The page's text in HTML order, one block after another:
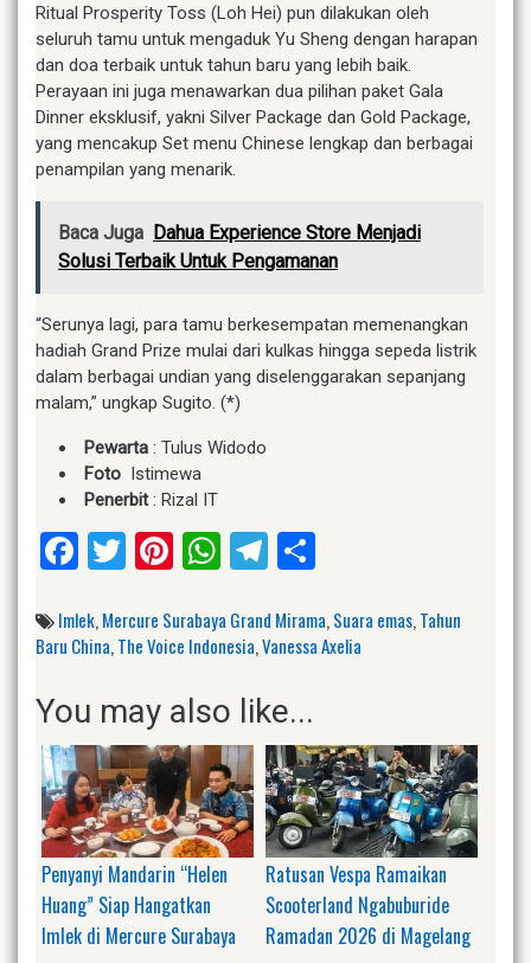
Ritual Prosperity Toss (Loh Hei) pun dilakukan oleh
seluruh tamu untuk mengaduk Yu Sheng dengan harapan
dan doa terbaik untuk tahun baru yang lebih baik.
Perayaan ini juga menawarkan dua pilihan paket Gala
Dinner eksklusif, yakni Silver Package dan Gold Package,
yang mencakup Set menu Chinese lengkap dan berbagai
penampilan yang menarik.
Baca Juga Dahua Experience Store Menjadi
Solusi Terbaik Untuk Pengamanan
“Serunya lagi, para tamu berkesempatan memenangkan
hadiah Grand Prize mulai dari kulkas hingga sepeda listrik
dalam berbagai undian yang diselenggarakan sepanjang
malam,” ungkap Sugito. (*)
Pewarta : Tulus Widodo
Foto Istimewa
Penerbit: Rizal IT
Facebook
Twitter
Pinterest
WhatsApp
Telegram
Imlek,Mercure Surabaya Grand Mirama,Suara emas,Tahun
Baru China,The Voice Indonesia,Vanessa Axelia
You may also like...
Penyanyi Mandarin “Helen
Huang” Siap Hangatkan
Imlek di Mercure Surabaya
Ratusan Vespa Ramaikan
Scooterland Ngabuburide
Ramadan 2026 di Magelang